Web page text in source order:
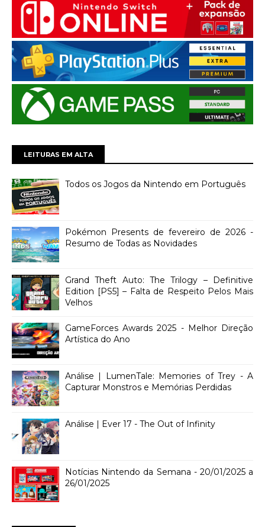
LEITURAS EM ALTA
Todos os Jogos da Nintendo em Português
Pokémon Presents de fevereiro de 2026 -
Resumo de Todas as Novidades
Grand Theft Auto: The Trilogy – Definitive
Edition [PS5] – Falta de Respeito Pelos Mais
Velhos
GameForces Awards 2025 - Melhor Direção
Artística do Ano
Análise | LumenTale: Memories of Trey - A
Capturar Monstros e Memórias Perdidas
Análise | Ever 17 - The Out of Infinity
Notícias Nintendo da Semana - 20/01/2025 a
26/01/2025